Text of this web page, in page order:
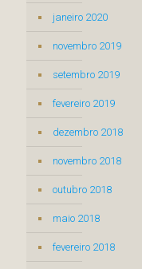
janeiro 2020
novembro 2019
setembro 2019
fevereiro 2019
dezembro 2018
novembro 2018
outubro 2018
maio 2018
fevereiro 2018